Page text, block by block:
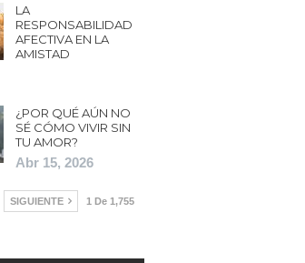
LA
RESPONSABILIDAD
AFECTIVA EN LA
AMISTAD
¿POR QUÉ AÚN NO
SÉ CÓMO VIVIR SIN
TU AMOR?
Abr 15, 2026
SIGUIENTE 1 De 1,755